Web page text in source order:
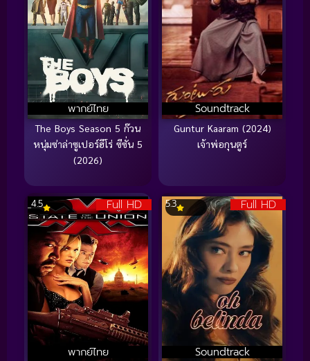
พากย์ไทย
The Boys Season 5 ก๊วน
หนุ่มซ่าล่าซูเปอร์ฮีโร่ ซีซั่น 5
(2026)
Soundtrack
Guntur Kaaram (2024)
เจ้าพ่อกุนตูร์
Full HD
พากย์ไทย
4.5 Full HD
Soundtrack
5.3